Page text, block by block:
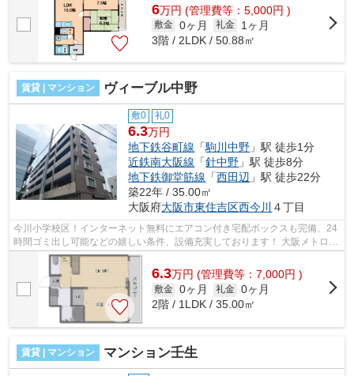
6万円 (管理費等：5,000円 )
敷金 0ヶ月 礼金
1ヶ月
3階 / 2LDK / 50.88㎡
賃貸 | マンション ヴィーブル中野
敷0 礼0
6.3万円
地下鉄谷町線 「駒川中野 」駅 徒歩1分
近鉄南大阪線 「針中野 」駅 徒歩8分
地下鉄御堂筋線 「西田辺 」駅 徒歩22分
築22年 / 35.00㎡
大阪府大阪市東住吉区西今川 ４丁目
今川小学校区！インターネット無料にエアコン付き宅配ボックスも完備、24
時間ゴミ出し可能などの嬉しい条件、設備充実しております！ 大阪メトロ谷
町線・駒川中野駅すぐ近く他にも近...
6.3万円 (管理費等：7,000円 )
敷金 0ヶ月 礼金 0ヶ月
2階 / 1LDK / 35.00㎡
賃貸 | マンション マンション壬生